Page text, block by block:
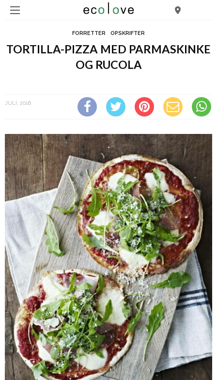
FORRETTER OPSKRIFTER
TORTILLA-PIZZA MED PARMASKINKE
OG RUCOLA
JULI, 2016